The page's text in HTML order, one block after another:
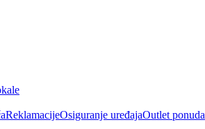
ReklamacijeOsiguranje uređajaOutlet ponuda